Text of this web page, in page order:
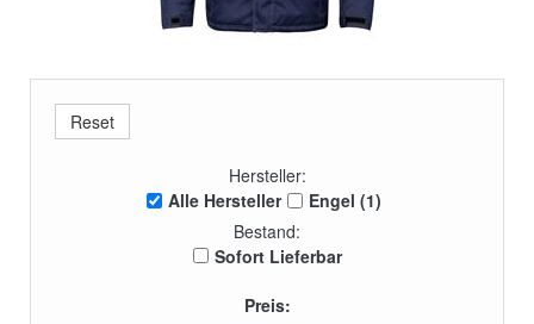
Hersteller:
Alle Hersteller
Engel (1)
Bestand:
Sofort Lieferbar
Preis: